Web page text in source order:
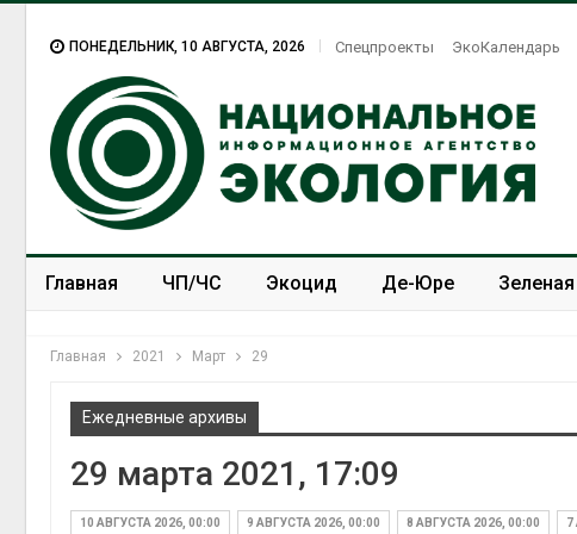
ПОНЕДЕЛЬНИК, 10 АВГУСТА, 2026 Спецпроекты ЭкоКалендарь
Главная ЧП/ЧС Экоцид Де-Юре
Главная 2021 Март 29
Ежедневные архивы
29 марта 2021, 17:09
10 АВГУСТА 2026, 00:00 9 АВГУСТА 2026, 00:00 8 АВГУСТА 2026, 00:00 7